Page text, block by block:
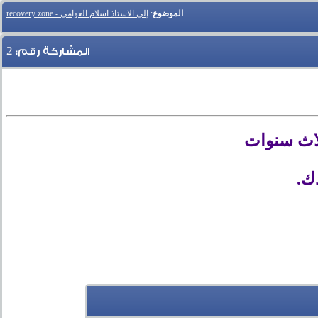
الموضوع: إلي الاستاذ اسلام العوامي - recovery zone
المشاركة رقم: 2
سنوات